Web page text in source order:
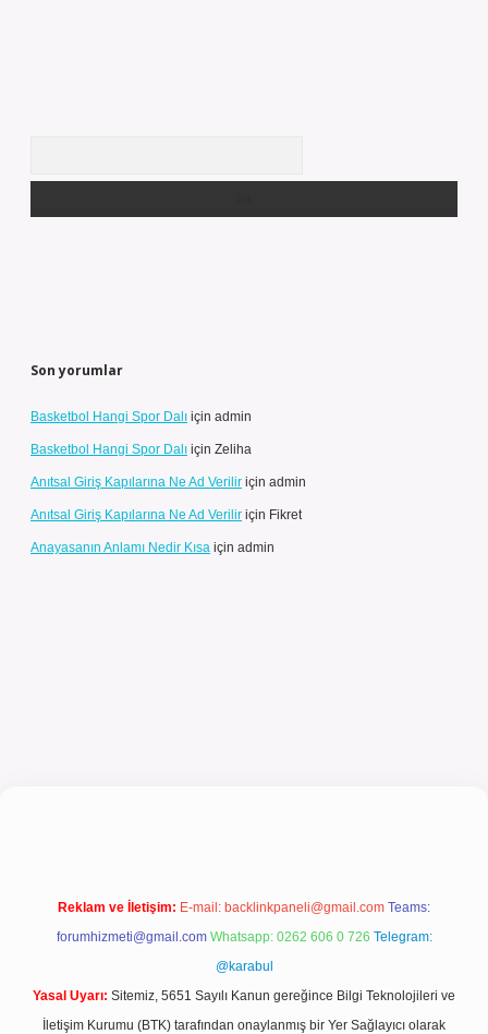
Son yorumlar
Basketbol Hangi Spor Dalı için admin
Basketbol Hangi Spor Dalı için Zeliha
Anıtsal Giriş Kapılarına Ne Ad Verilir için admin
Anıtsal Giriş Kapılarına Ne Ad Verilir için Fikret
Anayasanın Anlamı Nedir Kısa için admin
Reklam ve İletişim: E-mail: backlinkpaneli@gmail.com Teams:
forumhizmeti@gmail.com Whatsapp: 0262 606 0 726 Telegram:
@karabul
Yasal Uyarı: Sitemiz, 5651 Sayılı Kanun gereğince Bilgi Teknolojileri ve
İletişim Kurumu (BTK) tarafından onaylanmış bir Yer Sağlayıcı olarak